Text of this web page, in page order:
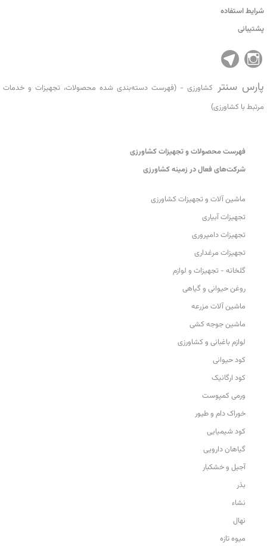
شرایط استفاده
پشتیبانی
پارس سنتر کشاورزی - (فهرست دسته‌بندی شده محصولات، تجهیزات و خدمات
مرتبط با کشاورزی)
فهرست محصولات و تجهیزات کشاورزی
شرکت‌های فعال در زمینه کشاورزی
ماشین آلات و تجهیزات کشاورزی
تجهیزات آبیاری
تجهیزات دامپروری
تجهیزات مرغداری
گلخانه - تجهیزات و لوازم
روغن حیوانی و گیاهی
ماشین آلات مزرعه
ماشین جوجه کشی
لوازم باغبانی و کشاورزی
کود حیوانی
کود ارگانیک
ورمی کمپوست
خوراک دام و طیور
کود شیمیایی
گیاهان دارویی
آجیل و خشکبار
بذر
نشاء
نهال
میوه تازه